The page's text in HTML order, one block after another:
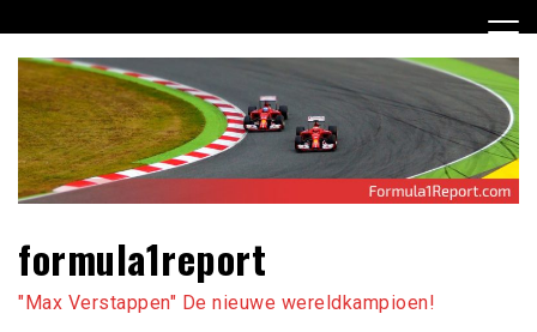
naar
inhoud
formula1report
"Max Verstappen" De nieuwe wereldkampioen!